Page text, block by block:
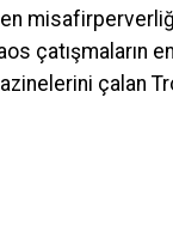
çatışmaların
çalan